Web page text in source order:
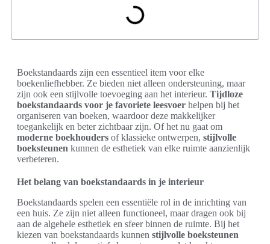
Boekstandaards zijn een essentieel item voor elke
boekenliefhebber. Ze bieden niet alleen ondersteuning, maar
zijn ook een stijlvolle toevoeging aan het interieur. Tijdloze
boekstandaards voor je favoriete leesvoer helpen bij het
organiseren van boeken, waardoor deze makkelijker
toegankelijk en beter zichtbaar zijn. Of het nu gaat om
moderne boekhouders of klassieke ontwerpen, stijlvolle
boeksteunen kunnen de esthetiek van elke ruimte aanzienlijk
verbeteren.
Het belang van boekstandaards in je interieur
Boekstandaards spelen een essentiële rol in de inrichting van
een huis. Ze zijn niet alleen functioneel, maar dragen ook bij
aan de algehele esthetiek en sfeer binnen de ruimte. Bij het
kiezen van boekstandaards kunnen stijlvolle boeksteunen